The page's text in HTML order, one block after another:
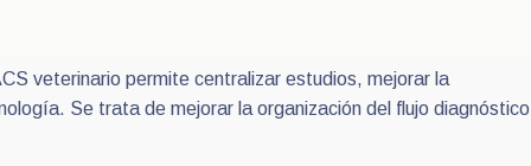
veterinario permite centralizar estudios, mejorar la
Se trata de mejorar la organización del flujo diagnóstico